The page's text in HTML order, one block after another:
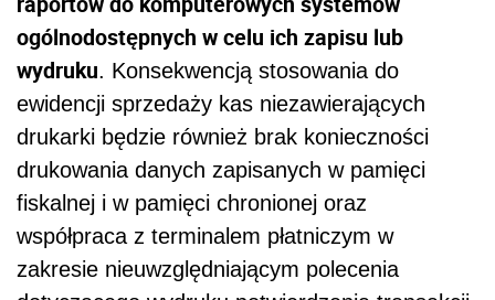
ogólnodostępnych w celu ich zapisu lub
wydruku. Konsekwencją stosowania do
ewidencji sprzedaży kas niezawierających
drukarki będzie również brak konieczności
drukowania danych zapisanych w pamięci
fiskalnej i w pamięci chronionej oraz
współpraca z terminalem płatniczym w
zakresie nieuwzględniającym polecenia